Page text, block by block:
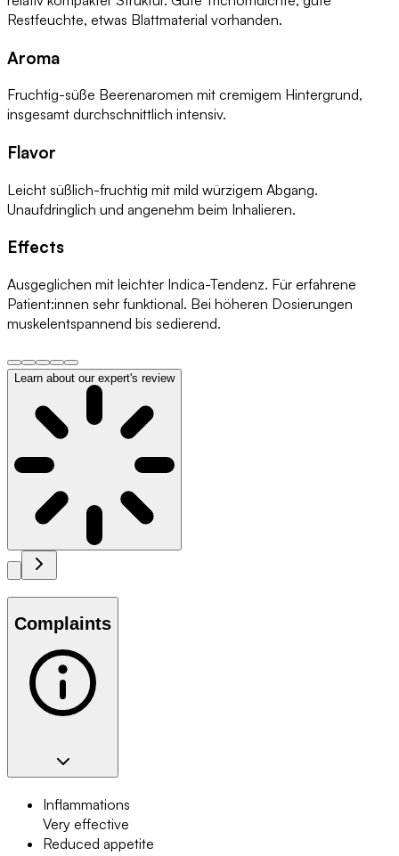
Restfeuchte, etwas Blattmaterial vorhanden.
Aroma
Fruchtig-süße Beerenaromen mit cremigem Hintergrund,
insgesamt durchschnittlich intensiv.
Flavor
Leicht süßlich-fruchtig mit mild würzigem Abgang.
Unaufdringlich und angenehm beim Inhalieren.
Effects
Ausgeglichen mit leichter Indica-Tendenz. Für erfahrene
Patient:innen sehr funktional. Bei höheren Dosierungen
muskelentspannend bis sedierend.
Learn about our expert's review
Complaints
Inflammations
Very effective
Reduced appetite